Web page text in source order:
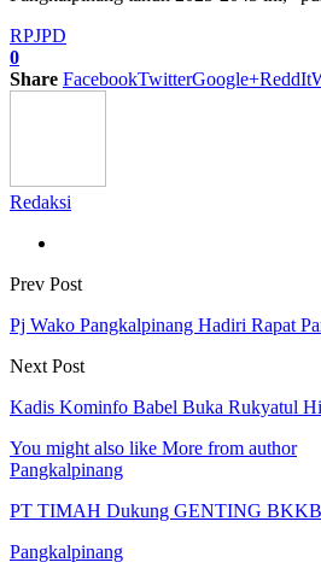
RPJPD
0
Share FacebookTwitterGoogle+ReddIt
Redaksi
Prev Post
Pj Wako Pangkalpinang Hadiri Rapat
Next Post
Kadis Kominfo Babel Buka Rukyatul
You might also like More from author
Pangkalpinang
PT TIMAH Dukung GENTING
Pangkalpinang